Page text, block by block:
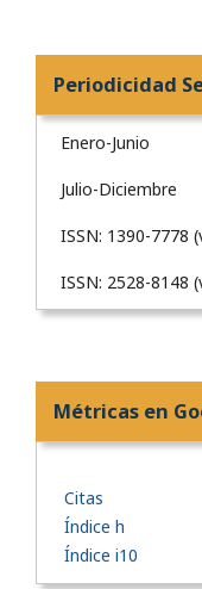
Periodicidad
Enero-Junio
Julio-Diciembre
ISSN: 1390-7778
ISSN: 2528-8148
Métricas en
Citas
Índice h
Índice i10